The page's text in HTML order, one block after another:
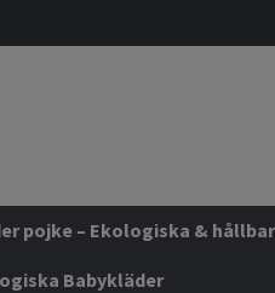
pojke – Ekologiska &
Babykläder